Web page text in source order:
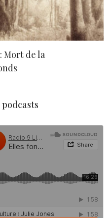
Mort de la